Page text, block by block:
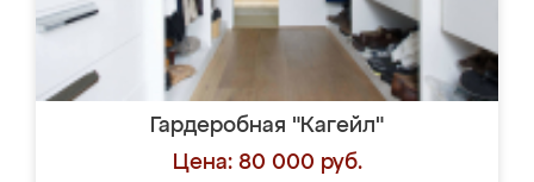
Гардеробная "Кагейл"
Цена: 80 000 руб.